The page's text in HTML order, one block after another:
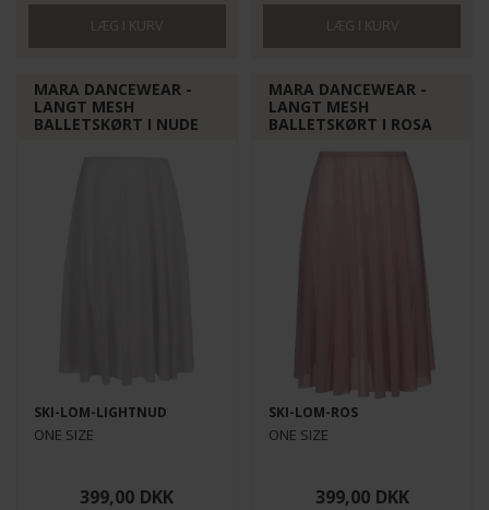
MARA DANCEWEAR -
LANGT MESH
BALLETSKØRT I NUDE
SKI-LOM-LIGHTNUD
ONE SIZE
399,00 DKK
MARA DANCEWEAR -
LANGT MESH
BALLETSKØRT I ROSA
SKI-LOM-ROS
ONE SIZE
399,00 DKK